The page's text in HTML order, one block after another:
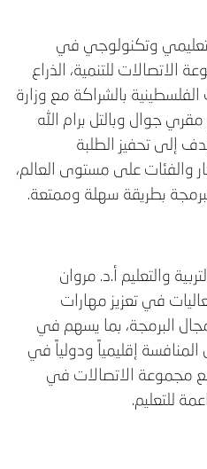
وتكنولوجي في
للتنمية، الذراع
بالشراكة مع وزارة
جوال وبالتل برام الله
إلى تحفيز الطلبة
والفئات على مستوى العالم،
بطريقة سهلة وممتعة.
والتعليم أ.د. مروان
في تعزيز مهارات
البرمجة، بما يسهم في
إقليمياً ودولياً في
مجموعة الاتصالات في
للتعليم.